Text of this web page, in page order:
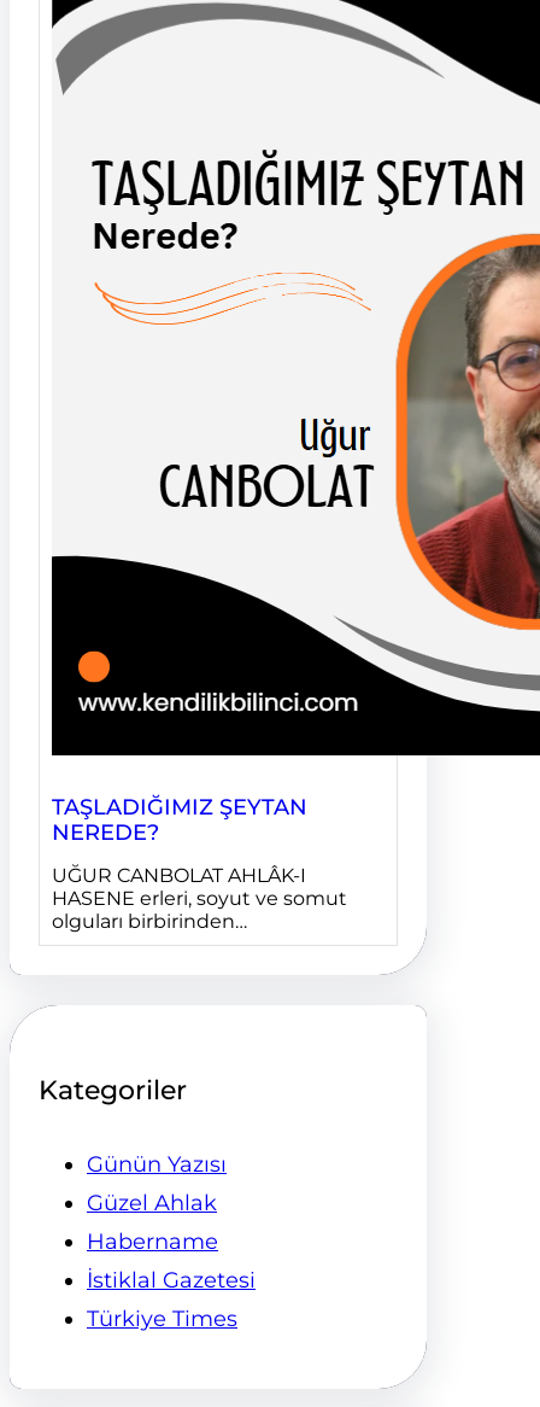
TAŞLADIĞIMIZ ŞEYTAN
NEREDE?
UĞUR CANBOLAT AHLÂK-I
HASENE erleri, soyut ve somut
olguları birbirinden…
Kategoriler
Günün Yazısı
Güzel Ahlak
Habername
İstiklal Gazetesi
Türkiye Times